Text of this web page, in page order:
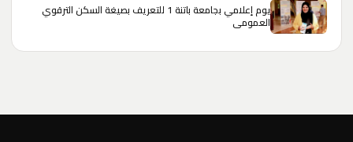
يوم إعلامي بجامعة باتنة 1 للتعريف بصيغة السكن الترقوي
العمومي